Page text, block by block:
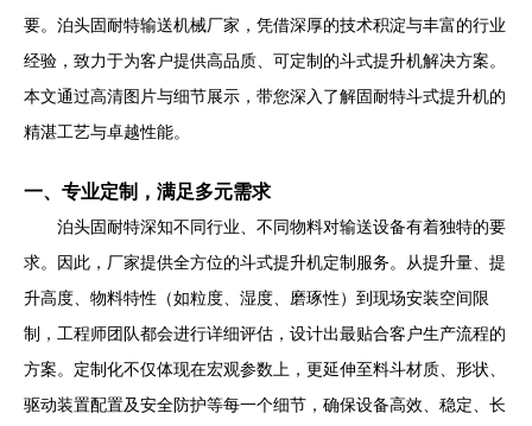
要。泊头固耐特输送机械厂家，凭借深厚的技术积淀与丰富的行业
经验，致力于为客户提供高品质、可定制的斗式提升机解决方案。
本文通过高清图片与细节展示，带您深入了解固耐特斗式提升机的
精湛工艺与卓越性能。
一、专业定制，满足多元需求
泊头固耐特深知不同行业、不同物料对输送设备有着独特的要
求。因此，厂家提供全方位的斗式提升机定制服务。从提升量、提
升高度、物料特性（如粒度、湿度、磨琢性）到现场安装空间限
制，工程师团队都会进行详细评估，设计出最贴合客户生产流程的
方案。定制化不仅体现在宏观参数上，更延伸至料斗材质、形状、
驱动装置配置及安全防护等每一个细节，确保设备高效、稳定、长